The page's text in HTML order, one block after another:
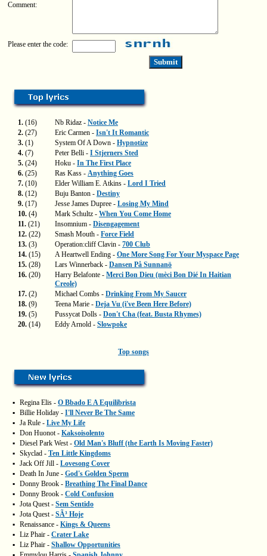
Comment:
Please enter the code:
1. (16) Nb Ridaz - Notice Me
2. (27) Eric Carmen - Isn't It Romantic
3. (1) System Of A Down - Hypnotize
4. (7) Peter Belli - I Stjerners Sted
5. (24) Hoku - In The First Place
6. (25) Ras Kass - Anything Goes
7. (10) Elder William E. Atkins - Lord I Tried
8. (12) Buju Banton - Destiny
9. (17) Jesse James Dupree - Losing My Mind
10. (4) Mark Schultz - When You Come Home
11. (21) Insomnium - Disengagement
12. (22) Smash Mouth - Force Field
13. (3) Operation:cliff Clavin - 700 Club
14. (15) A Heartwell Ending - One More Song For Your Myspace Page
15. (28) Lars Winnerback - Dansen På Sunnanö
16. (20) Harry Belafonte - Merci Bon Dieu (mèci Bon Dié In Haitian
Creole)
17. (2) Michael Combs - Drinking From My Saucer
18. (9) Teena Marie - Deja Vu (i've Been Here Before)
19. (5) Pussycat Dolls - Don't Cha (feat. Busta Rhymes)
20. (14) Eddy Arnold - Slowpoke
Top songs
▪ Regina Elis - O Bbado E A Equilibrista
▪ Billie Holiday - I'll Never Be The Same
▪ Ja Rule - Live My Life
▪ Don Huonot - Kaksoisolento
▪ Diesel Park West - Old Man's Bluff (the Earth Is Moving Faster)
▪ Skyclad - Ten Little Kingdoms
▪ Jack Off Jill - Lovesong Cover
▪ Death In June - God's Golden Sperm
▪ Donny Brook - Breathing The Final Dance
▪ Donny Brook - Cold Confusion
▪ Jota Quest - Sem Sentido
▪ Jota Quest - SÃ³ Hoje
▪ Renaissance - Kings & Queens
▪ Liz Phair - Crater Lake
▪ Liz Phair - Shallow Opportunities